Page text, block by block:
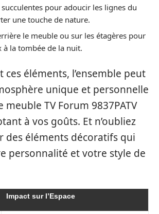
pour adoucir les lignes du
une touche de nature.
le meuble ou sur les étagères pour
la tombée de la nuit.
ces éléments, l’ensemble peut
unique et personnelle
meuble TV Forum 9837PATV
à vos goûts. Et n’oubliez
des éléments décoratifs qui
personnalité et votre style de
Impact sur l’Espace